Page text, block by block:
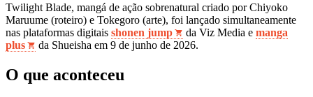
Twilight Blade, mangá de ação sobrenatural criado por Chiyoko
Maruume (roteiro) e Tokegoro (arte), foi lançado simultaneamente
nas plataformas digitais shonen jump da Viz Media e manga
plus
da Shueisha em 9 de junho de 2026.
O que aconteceu